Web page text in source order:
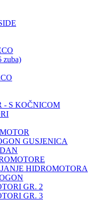
zuba)
- S KOČNICOM
GUSJENICA
HIDROMOTORA
GR. 2
GR. 3